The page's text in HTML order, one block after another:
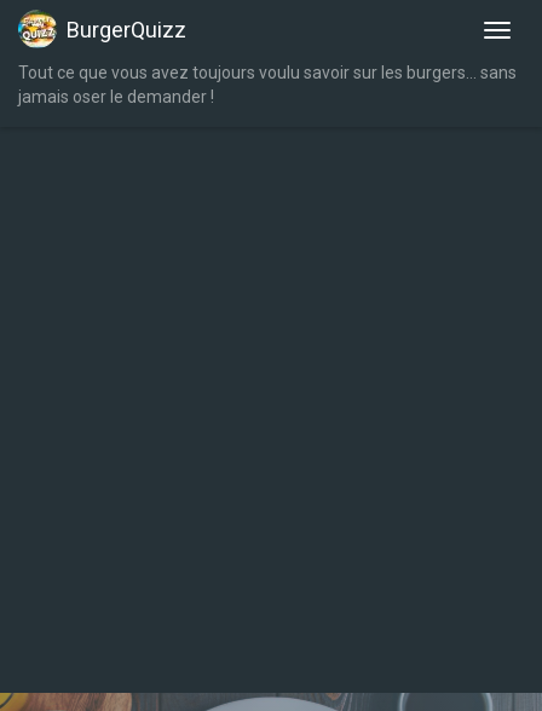
BurgerQuizz
Tout ce que vous avez toujours voulu savoir sur les burgers… sans
jamais oser le demander !